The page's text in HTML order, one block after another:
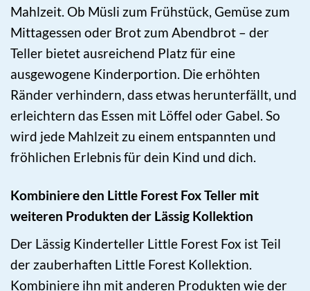
Mahlzeit. Ob Müsli zum Frühstück, Gemüse zum
Mittagessen oder Brot zum Abendbrot – der
Teller bietet ausreichend Platz für eine
ausgewogene Kinderportion. Die erhöhten
Ränder verhindern, dass etwas herunterfällt, und
erleichtern das Essen mit Löffel oder Gabel. So
wird jede Mahlzeit zu einem entspannten und
fröhlichen Erlebnis für dein Kind und dich.
Kombiniere den Little Forest Fox Teller mit
weiteren Produkten der Lässig Kollektion
Der Lässig Kinderteller Little Forest Fox ist Teil
der zauberhaften Little Forest Kollektion.
Kombiniere ihn mit anderen Produkten wie der